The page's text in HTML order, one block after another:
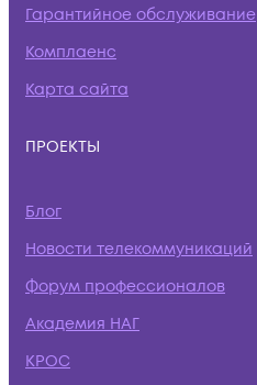
Гарантийное обслуживание
Комплаенс
Карта сайта
ПРОЕКТЫ
Блог
Новости телекоммуникаций
Форум профессионалов
Академия НАГ
КРОС